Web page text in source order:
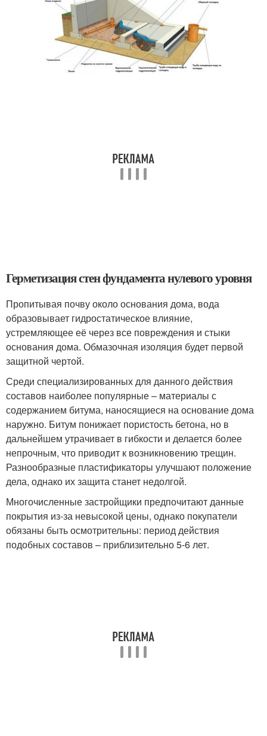
Герметизация стен фундамента нулевого уровня
Пропитывая почву около основания дома, вода
образовывает гидростатическое влияние,
устремляющее её через все повреждения и стыки
основания дома. Обмазочная изоляция будет первой
защитной чертой.
Среди специализированных для данного действия
составов наиболее популярные – материалы с
содержанием битума, наносящиеся на основание дома
наружно. Битум понижает пористость бетона, но в
дальнейшем утрачивает в гибкости и делается более
непрочным, что приводит к возникновению трещин.
Разнообразные пластификаторы улучшают положение
дела, однако их защита станет недолгой.
Многочисленные застройщики предпочитают данные
покрытия из-за невысокой цены, однако покупатели
обязаны быть осмотрительны: период действия
подобных составов – приблизительно 5-6 лет.